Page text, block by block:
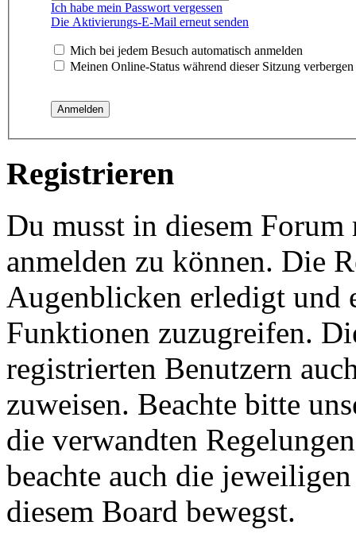
Ich habe mein Passwort vergessen
Die Aktivierungs-E-Mail erneut senden
Mich bei jedem Besuch automatisch anmelden
Meinen Online-Status während dieser Sitzung verbergen
Registrieren
Du musst in diesem
anmelden zu können. Die
Augenblicken erledigt und
Funktionen zuzugreifen.
registrierten Benutzern
zuweisen. Beachte bitte
die verwandten
beachte auch die
diesem Board bewegst.